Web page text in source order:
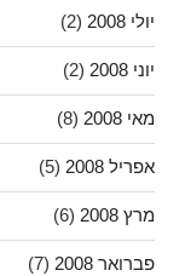
יולי 2008 (2)
יוני 2008 (2)
מאי 2008 (8)
אפריל 2008 (5)
מרץ 2008 (6)
פברואר 2008 (7)